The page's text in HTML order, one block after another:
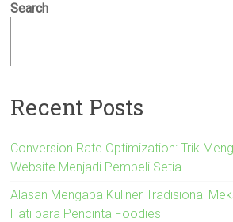
Search
Recent Posts
Conversion Rate Optimization: Trik
Website Menjadi Pembeli Setia
Alasan Mengapa Kuliner Tradisional
Hati para Pencinta Foodies